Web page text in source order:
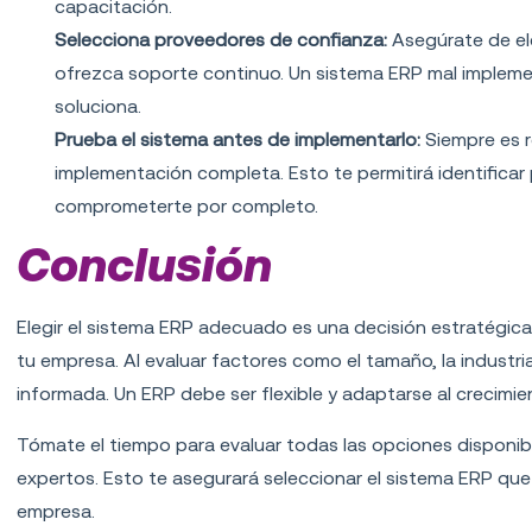
capacitación.
Selecciona proveedores de confianza: Asegúrate de
ofrezca soporte continuo. Un sistema ERP mal
soluciona.
Prueba el sistema antes de implementarlo: Siempre es
implementación completa. Esto te permitirá
comprometerte por completo.
Conclusión
Elegir el sistema ERP adecuado es una decisión
tu empresa. Al evaluar factores como el tamaño, la
informada. Un ERP debe ser flexible y adaptarse al
Tómate el tiempo para evaluar todas las opciones
expertos. Esto te asegurará seleccionar el sistema ERP
empresa.